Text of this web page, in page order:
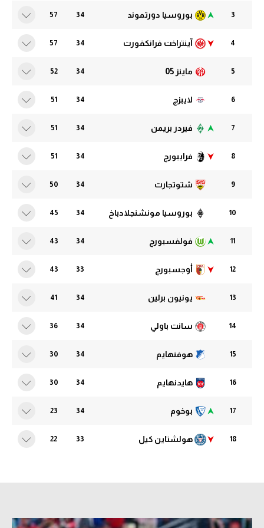
الدوري السعودي للمحترفين
دوري أبطال أوروبا
دوري أبطال إفريقيا
كل البطولات
الكرة المصرية
الدوري المصري
الكرة الأوروبية
الدوري الإسباني
دوري أبطال أوروبا
كرة السلة الأمريكية
الدوري السعودي للمحترفين
دوري أبطال أوروبا
دوري أبطال إفريقيا
الدوري المصري
الكرة الأوروبية
الكرة الإفريقية
الدوري الإنجليزي
الدوري الإسباني
دوري أبطال أوروبا
القسم الثاني
كرة سلة
3 بوروسيا دورتموند 34
57
4 آينتراخت فرانكفورت 34
57
5 ماينز 05 34
52
6 لايبزج 34
51
7 فيردر بريمن 34
51
8 فرايبورج 34
51
9 شتوتجارت 34
50
10 بوروسيا مونشنجلادباخ 34
45
11 فولفسبورج 34
43
12 أوجسبورج 33
43
13 يونيون برلين 34
41
14 سانت باولي 34
36
15 هوفنهايم 34
30
16 هايدنهايم 34
30
17 بوخوم 34
23
18 هولشتاين كيل 33
22